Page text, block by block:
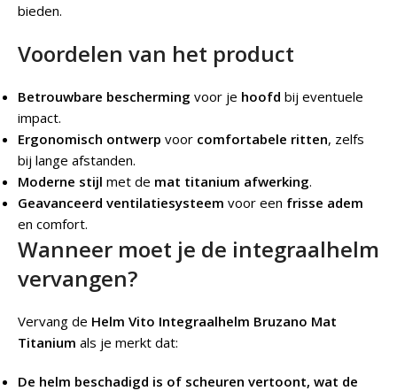
bieden.
Voordelen van het product
Betrouwbare bescherming voor je hoofd bij eventuele
impact.
Ergonomisch ontwerp voor comfortabele ritten, zelfs
bij lange afstanden.
Moderne stijl met de mat titanium afwerking.
Geavanceerd ventilatiesysteem voor een frisse adem
en comfort.
Wanneer moet je de integraalhelm
vervangen?
Vervang de Helm Vito Integraalhelm Bruzano Mat
Titanium als je merkt dat:
De helm beschadigd is of scheuren vertoont, wat de